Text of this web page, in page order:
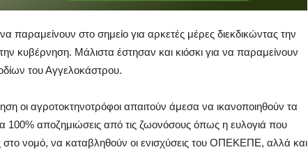
παραμείνουν στο σημείο για αρκετές μέρες διεκδικώντας την
κυβέρνηση. Μάλιστα έστησαν και κιόσκι για να παραμείνουν
του Αγγελοκάστρου.
οι αγροτοκτηνοτρόφοι απαιτούν άμεσα να ικανοποιηθούν τα
100% αποζημιώσεις από τις ζωονόσους όπως η ευλογιά που
στο νομό, να καταβληθούν οι ενισχύσεις του ΟΠΕΚΕΠΕ, αλλά και